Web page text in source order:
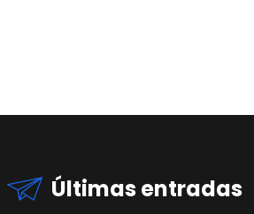
Últimas entradas